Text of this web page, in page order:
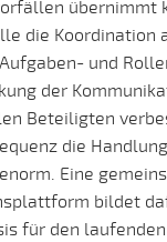
übernimmt
die Koordination
und
der
Beteiligten
die
Eine
bildet
für den